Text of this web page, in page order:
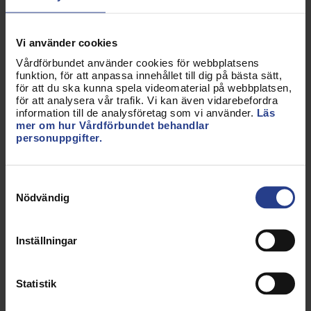
Vi använder cookies
Vårdförbundet använder cookies för webbplatsens
funktion, för att anpassa innehållet till dig på bästa sätt,
för att du ska kunna spela videomaterial på webbplatsen,
för att analysera vår trafik. Vi kan även vidarebefordra
information till de analysföretag som vi använder. Läs
mer om hur Vårdförbundet behandlar
personuppgifter.
Nödvändig
Inställningar
Statistik
någon annan. Därför är det viktigt att
kommande budget; att regeringen tillfälligt täcker
upp för att inte välfärden ska behöva massvarsla.
Krisen gäller inte bara vården, även om det är där
den har blivit mest akut. Vi ser nu tydligt att
kommunernas verksamheter börjar skära ner och
personal sägs upp inom skolan, omsorgen och
välfärdssektorn.
Vi ser en risk för en skola som inte kan hjälpa varje
barn och en socialtjänst som inte har tillräckliga
Den 15 april har regeringen en chans att redan i år